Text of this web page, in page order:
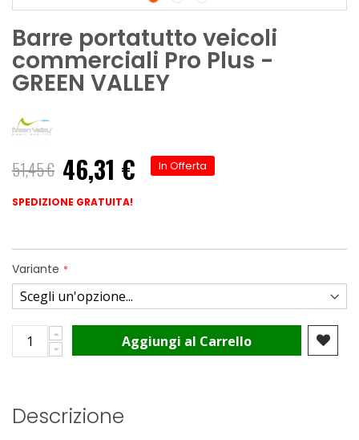
Barre portatutto veicoli
commerciali Pro Plus -
GREEN VALLEY
51,45 € 46,31 € In Offerta
SPEDIZIONE GRATUITA!
Variante
Aggiungi al Carrello
Descrizione